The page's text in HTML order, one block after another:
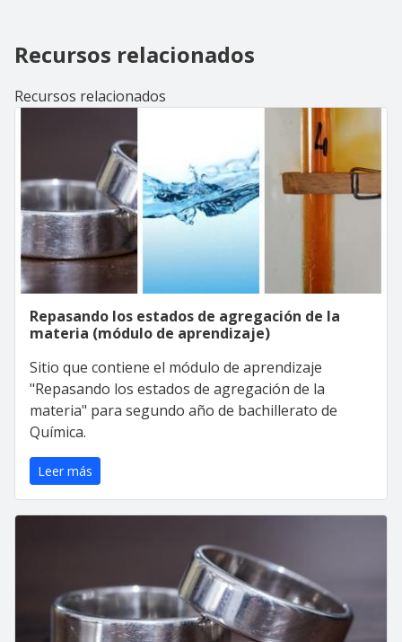
Recursos relacionados
Recursos relacionados
Repasando los estados de agregación de la
materia (módulo de aprendizaje)
Sitio que contiene el módulo de aprendizaje
"Repasando los estados de agregación de la
materia" para segundo año de bachillerato de
Química.
Leer más